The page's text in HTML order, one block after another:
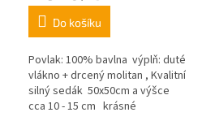
5,0
5
hvězdiček.
Do košíku
Povlak: 100% bavlna výplň: duté
vlákno + drcený molitan , Kvalitní
silný sedák 50x50cm a výšce
cca 10 - 15 cm krásné